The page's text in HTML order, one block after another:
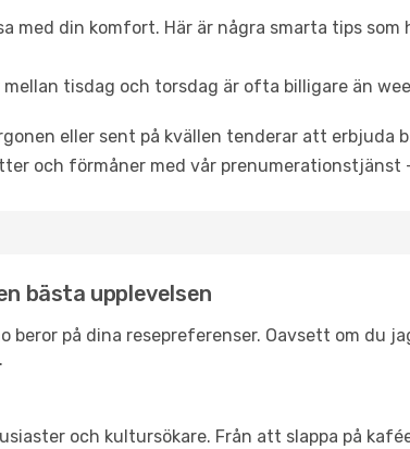
med din komfort. Här är några smarta tips
mellan tisdag och torsdag är ofta billigare än
eller sent på kvällen tenderar att erbjuda
och förmåner med vår prenumerationstjänst
bästa upplevelsen
på dina resepreferenser. Oavsett om du
och kultursökare. Från att slappa på